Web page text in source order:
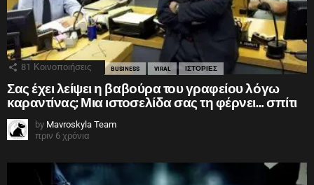
81 Κοινοποιήσεις BUSINESS VIRAL ΙΣΤΟΡΙΕΣ
Σας έχει λείψει η βαβούρα του γραφείου λόγω
καραντίνας; Μια ιστοσελίδα σας τη φέρνει… σπίτι
by Mavroskyla Team
πριν 6 χρόνια